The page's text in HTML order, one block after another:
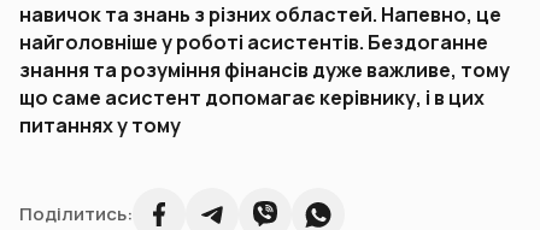
навичок та знань з різних областей. Напевно, це
найголовніше у роботі асистентів. Бездоганне
знання та розуміння фінансів дуже важливе, тому
що саме асистент допомагає керівнику, і в цих
питаннях у тому
Поділитись: